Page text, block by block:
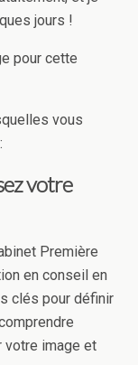
jours !
pour cette
vous
votre
Première
en conseil en
clés pour définir
votre image et